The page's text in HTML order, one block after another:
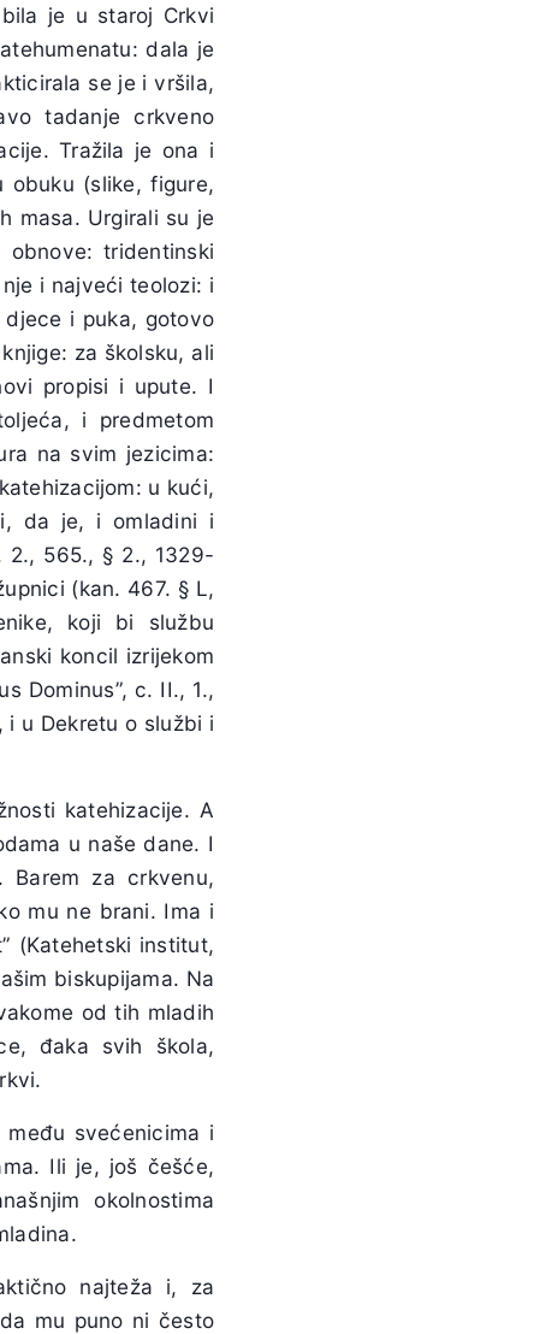
bila je u staroj Crkvi
dala je
se je i vršila,
tadanje crkveno
Tražila je ona i
obuku (slike, figure,
masa. Urgirali su je
tridentinski
i najveći teolozi: i
djece i puka, gotovo
za školsku, ali
propisi i upute. I
i predmetom
na svim jezicima:
u kući,
da je, i omladini i
2., 565., § 2., 1329-
(kan. 467. § L,
koji bi službu
koncil izrijekom
Dominus”, c. II., 1.,
i u Dekretu o službi i
katehizacije. A
u naše dane. I
za crkvenu,
mu ne brani. Ima i
(Katehetski institut,
biskupijama. Na
od tih mladih
đaka svih škola,
svećenicima i
Ili je, još češće,
okolnostima
najteža i, za
mu puno ni često